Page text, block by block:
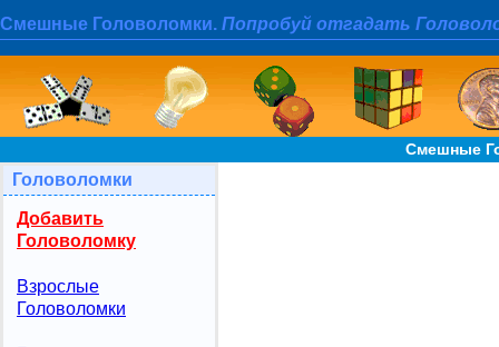
Смешные Головоломки. Попробуй отгадать
Смешные
Головоломки
Добавить
Головоломку
Взрослые
Головоломки